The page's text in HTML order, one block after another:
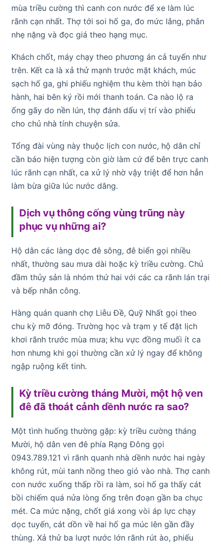
mùa triều cường thì canh con nước để xe làm lúc
rãnh cạn nhất. Thợ tới soi hố ga, đo mức lắng, phân
nhẹ nặng và đọc giá theo hạng mục.
Khách chốt, máy chạy theo phương án cả tuyến như
trên. Kết ca là xả thử mạnh trước mặt khách, múc
sạch hố ga, ghi phiếu nghiệm thu kèm thời hạn bảo
hành, hai bên ký rồi mới thanh toán. Ca nào lộ ra
ống gãy do nền lún, thợ đánh dấu vị trí vào phiếu
cho chủ nhà tính chuyện sửa.
Tổng đài vùng này thuộc lịch con nước, hộ dân chỉ
cần báo hiện tượng còn giờ làm cứ để bên trực canh
lúc rãnh cạn nhất, ca xử lý nhờ vậy triệt để hơn hẳn
làm bừa giữa lúc nước dâng.
Dịch vụ thông cống vùng trũng này
phục vụ những ai?
Hộ dân các làng dọc đê sông, đê biển gọi nhiều
nhất, thường sau mưa dài hoặc kỳ triều cường. Chủ
đầm thủy sản là nhóm thứ hai với các ca rãnh lán trại
và bếp nhân công.
Hàng quán quanh chợ Liễu Đề, Quỹ Nhất gọi theo
chu kỳ mỡ đóng. Trường học và trạm y tế đặt lịch
khơi rãnh trước mùa mưa; khu vực đồng muối ít ca
hơn nhưng khi gọi thường cần xử lý ngay để không
ngập ruộng kết tinh.
Kỳ triều cường tháng Mười, một hộ ven
đê đã thoát cảnh dềnh nước ra sao?
Một tình huống thường gặp: kỳ triều cường tháng
Mười, hộ dân ven đê phía Rạng Đông gọi
0943.789.121 vì rãnh quanh nhà dềnh nước hai ngày
không rút, mùi tanh nồng theo gió vào nhà. Thợ canh
con nước xuống thấp rồi ra làm, soi hố ga thấy cát
bồi chiếm quá nửa lòng ống trên đoạn gần ba chục
mét. Ca mức nặng, chốt giá xong vòi áp lực chạy
dọc tuyến, cát dồn về hai hố ga múc lên gần đầy
thùng. Xả thử ba lượt nước lớn rãnh rút ào, phiếu